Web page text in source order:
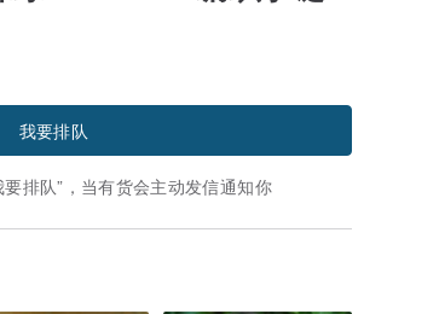
我要排队
排队”，当有货会主动发信通知你